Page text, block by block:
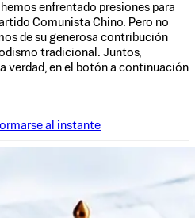
enfrentado presiones para
Comunista Chino. Pero no
de su generosa contribución
tradicional. Juntos,
verdad, en el botón a continuación
al instante